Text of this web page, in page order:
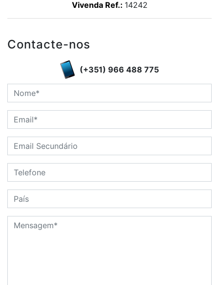
Vivenda Ref.: 14242
Contacte-nos
(+351) 966 488 775